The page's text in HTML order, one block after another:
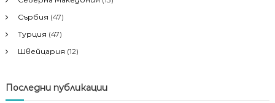
Сърбия (47)
Турция (47)
Швейцария (12)
Последни публикации